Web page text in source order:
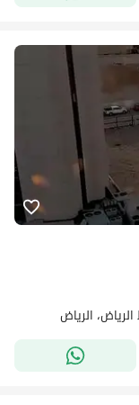
الرياض